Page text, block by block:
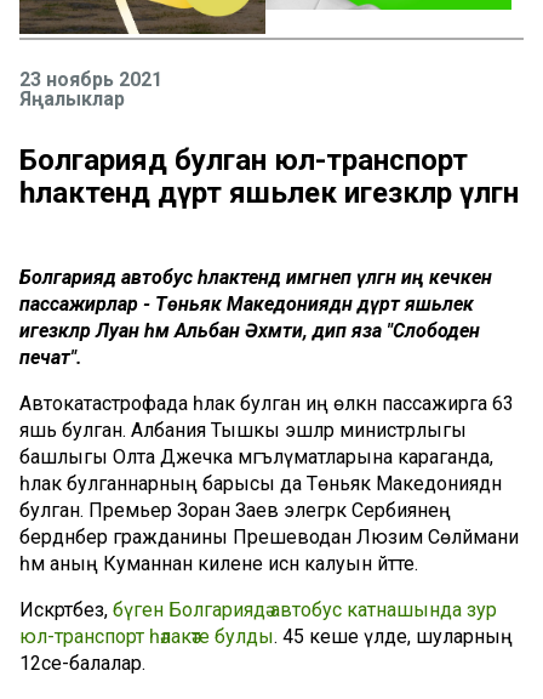
23 ноябрь 2021
Яңалыклар
Болгариядә булган юл-транспорт
һәлакәтендә дүрт яшьлек игезәкләр үлгән
Болгариядә автобус һәлакәтендә имгәнеп үлгән иң кечкенә
пассажирлар - Төньяк Македониядән дүрт яшьлек
игезәкләр Луан һәм Альбан Әхмәти, дип яза "Слободен
печат".
Автокатастрофада һәлак булган иң өлкән пассажирга 63
яшь булган. Албания Тышкы эшләр министрлыгы
башлыгы Олта Джечка мәгълүматларына караганда,
һәлак булганнарның барысы да Төньяк Македониядән
булган. Премьер Зоран Заев элегрәк Сербиянең
бердәнбер гражданины Прешеводан Люзим Сөләймани
һәм аның Куманнан килене исән калуын әйтте.
Искәртәбез, бүген Болгариядә автобус катнашында зур
юл-транспорт һәлакәте булды. 45 кеше үлде, шуларның
12се-балалар.